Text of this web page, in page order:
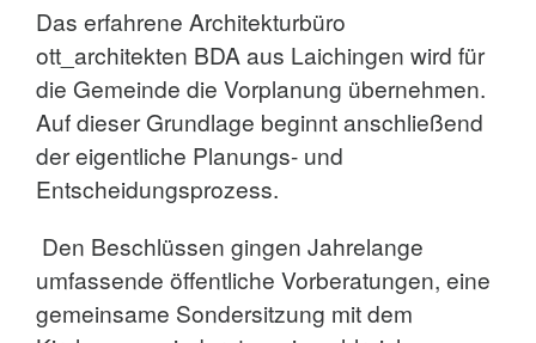
Das erfahrene Architekturbüro
ott_architekten BDA aus Laichingen wird für
die Gemeinde die Vorplanung übernehmen.
Auf dieser Grundlage beginnt anschließend
der eigentliche Planungs- und
Entscheidungsprozess.
Den Beschlüssen gingen Jahrelange
umfassende öffentliche Vorberatungen, eine
gemeinsame Sondersitzung mit dem